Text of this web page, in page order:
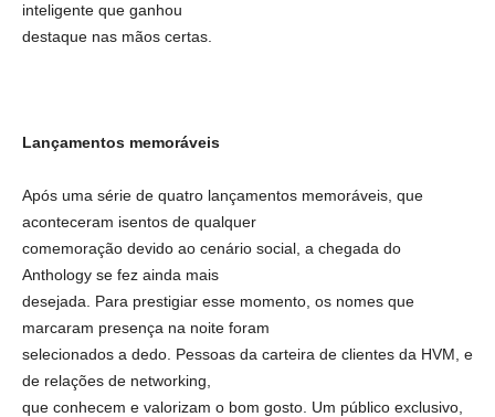
inteligente que ganhou
destaque nas mãos certas.
Lançamentos memoráveis
Após uma série de quatro lançamentos memoráveis, que
aconteceram isentos de qualquer
comemoração devido ao cenário social, a chegada do
Anthology se fez ainda mais
desejada. Para prestigiar esse momento, os nomes que
marcaram presença na noite foram
selecionados a dedo. Pessoas da carteira de clientes da HVM, e
de relações de networking,
que conhecem e valorizam o bom gosto. Um público exclusivo,